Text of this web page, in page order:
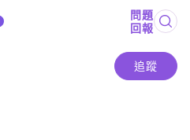
問題
回報
追蹤